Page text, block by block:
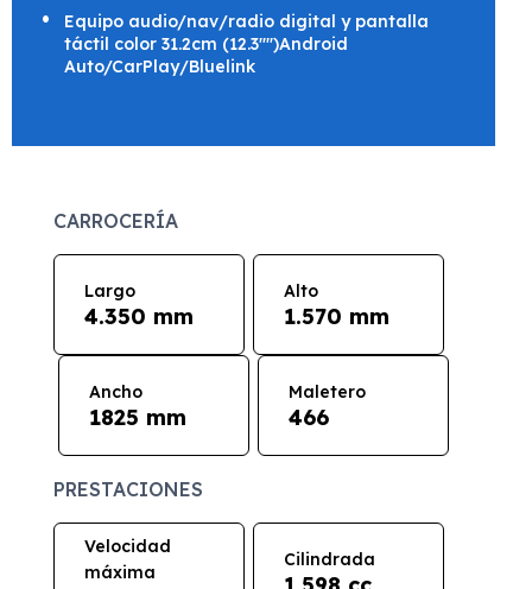
Equipo audio/nav/radio digital y pantalla
táctil color 31.2cm (12.3"")Android
Auto/CarPlay/Bluelink
CARROCERÍA
Largo
4.350 mm
Alto
1.570 mm
Ancho
1825 mm
Maletero
466
PRESTACIONES
Velocidad
máxima
Cilindrada